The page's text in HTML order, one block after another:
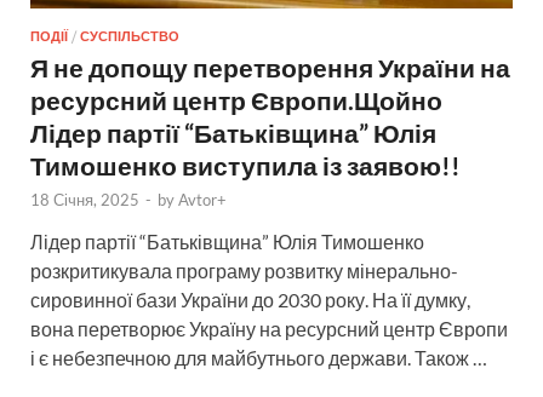
ПОДІЇ/ СУСПІЛЬСТВО
Я не допощу перетворення України на
ресурсний центр Європи.Щойно
Лідер партії “Батьківщина” Юлія
Тимошенко виступила із заявою!!
18 Січня, 2025 - byAvtor+
Лідер партії “Батьківщина” Юлія Тимошенко
розкритикувала програму розвитку мінерально-
сировинної бази України до 2030 року. На її думку,
вона перетворює Україну на ресурсний центр Європи
і є небезпечною для майбутнього держави. Також …